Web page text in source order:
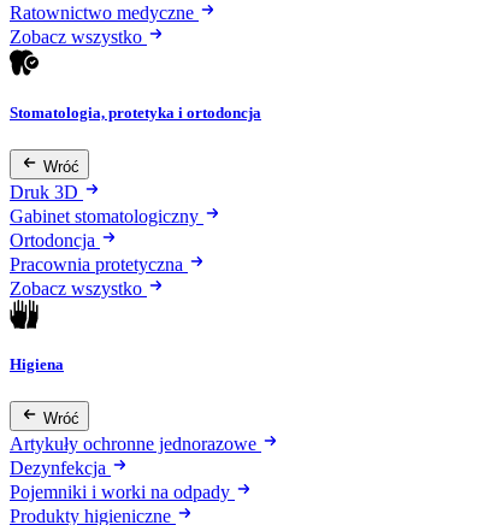
Ratownictwo medyczne
Zobacz wszystko
Stomatologia, protetyka i ortodoncja
Wróć
Druk 3D
Gabinet stomatologiczny
Ortodoncja
Pracownia protetyczna
Zobacz wszystko
Higiena
Wróć
Artykuły ochronne jednorazowe
Dezynfekcja
Pojemniki i worki na odpady
Produkty higieniczne